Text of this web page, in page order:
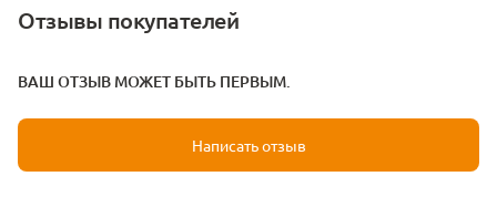
Отзывы покупателей
ВАШ ОТЗЫВ МОЖЕТ БЫТЬ ПЕРВЫМ.
Написать отзыв